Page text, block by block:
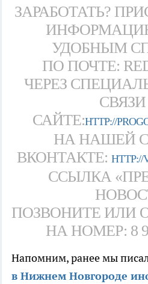
ЗАРАБОТАТЬ?
УДОБНЫМ
ПО ПОЧТЕ:
ЧЕРЕЗ
САЙТЕ:HTTP://
НА НАШЕЙ
ВКОНТАКТЕ: HTTP://
ССЫЛКА
ПОЗВОНИТЕ ИЛИ
НА НОМЕР: 8
Напомним, ранее мы
в Нижнем Новгороде